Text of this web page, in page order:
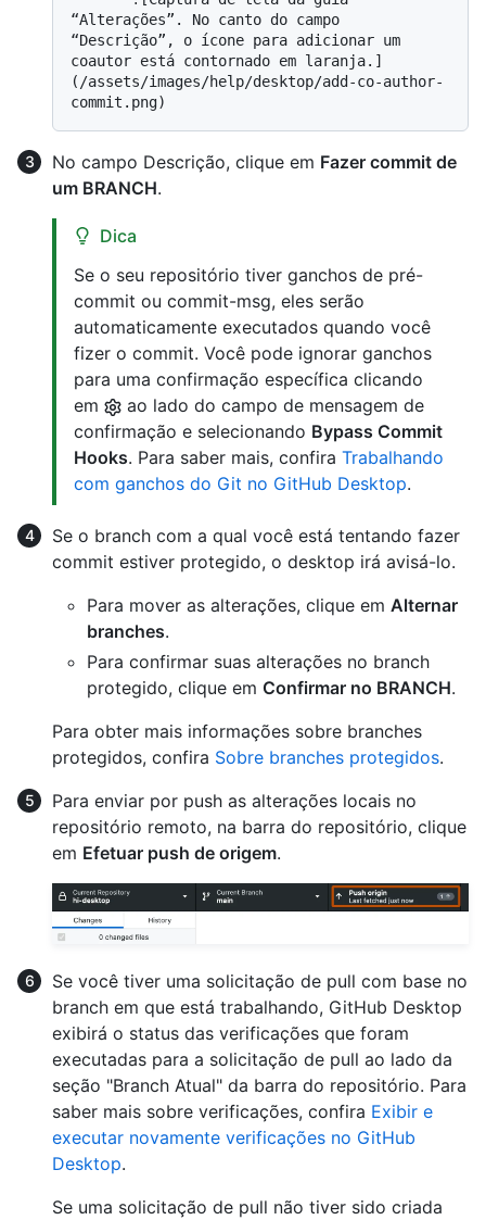
“Alterações”. No canto do campo
“Descrição”, o ícone para adicionar um
coautor está contornado em laranja.]
(/assets/images/help/desktop/add-co-author-
No campo Descrição, clique em Fazer commit de
um BRANCH.
Dica
Se o seu repositório tiver ganchos de pré-
commit ou commit-msg, eles serão
automaticamente executados quando você
fizer o commit. Você pode ignorar ganchos
para uma confirmação específica clicando
em
ao lado do campo de mensagem de
confirmação e selecionando Bypass Commit
Hooks. Para saber mais, confira Trabalhando
com ganchos do Git no GitHub Desktop.
Se o branch com a qual você está tentando fazer
commit estiver protegido, o desktop irá avisá-lo.
Para mover as alterações, clique em Alternar
branches.
Para confirmar suas alterações no branch
protegido, clique em Confirmar no BRANCH.
Para obter mais informações sobre branches
protegidos, confira Sobre branches protegidos.
Para enviar por push as alterações locais no
repositório remoto, na barra do repositório, clique
em Efetuar push de origem.
Se você tiver uma solicitação de pull com base no
branch em que está trabalhando, GitHub Desktop
exibirá o status das verificações que foram
executadas para a solicitação de pull ao lado da
seção "Branch Atual" da barra do repositório. Para
saber mais sobre verificações, confira Exibir e
executar novamente verificações no GitHub
Desktop.
Se uma solicitação de pull não tiver sido criada